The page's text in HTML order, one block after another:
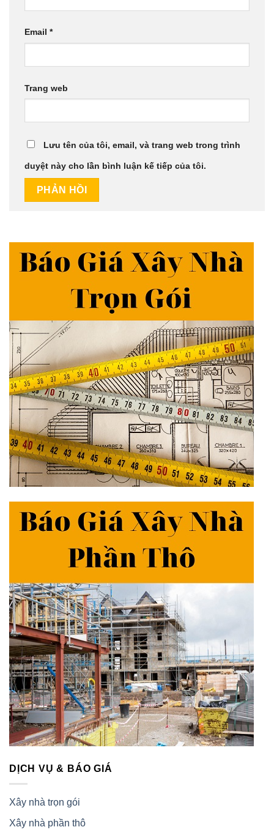
Email *
Trang web
Lưu tên của tôi, email, và trang web trong trình
duyệt này cho lần bình luận kế tiếp của tôi.
DỊCH VỤ & BÁO GIÁ
Xây nhà trọn gói
Xây nhà phần thô